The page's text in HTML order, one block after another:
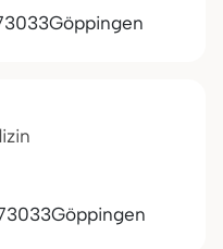
Göppingen
Göppingen